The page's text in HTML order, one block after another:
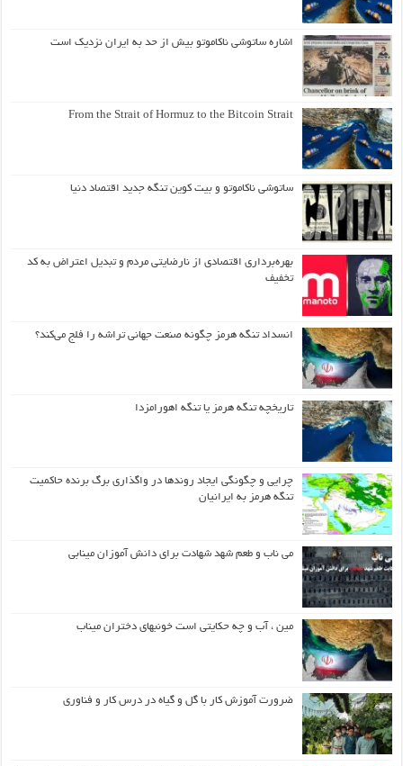
اشاره ساتوشی ناکاموتو بیش از حد به ایران نزدیک است
From the Strait of Hormuz to the Bitcoin Strait
ساتوشی ناکاموتو و بیت کوین تنگه جدید اقتصاد دنیا
بهره‌برداری اقتصادی از نارضایتی مردم و تبدیل اعتراض به کد
تخفیف
انسداد تنگه هرمز چگونه صنعت جهانی تراشه را فلج می‌کند؟
تاریخچه تنگه هرمز یا تنگه اهورامزدا
چرایی و چگونگی ایجاد روندها در واگذاری برگ برنده حاکمیت
تنگه هرمز به ایرانیان
می ناب و طعم شهد شهادت برای دانش آموزان مینابی
مین ، آب و چه حکایتی است خونبهای دختران میناب
ضرورت آموزش کار با گل و گیاه در درس کار و فناوری